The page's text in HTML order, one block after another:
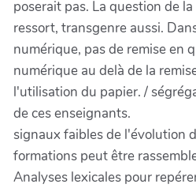
poserait pas. La question de
ressort, transgenre aussi.
numérique, pas de remise en
numérique au delà de la
l'utilisation du papier. /
de ces enseignants.
signaux faibles de l'évolution
formations peut être
Analyses lexicales pour